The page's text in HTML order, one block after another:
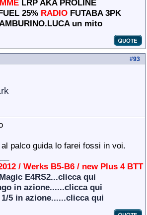
LRP AKA PROLINE
25% RADIO FUTABA 3PK
un mito
#93
palco guida lo farei fossi in voi.
/ Werks B5-B6 / new Plus 4 BTT
E4RS2...clicca qui
in azione......clicca qui
1/5 in azione......clicca qui